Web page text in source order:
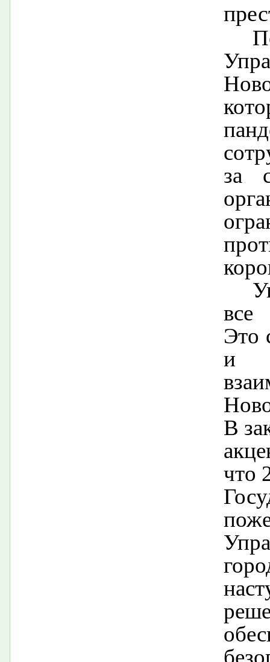
за
все
Это
и
В
что